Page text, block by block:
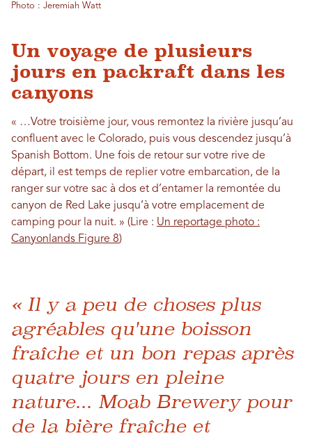
Photo : Jeremiah Watt
Un voyage de plusieurs
jours en packraft dans les
canyons
« …Votre troisième jour, vous remontez la rivière jusqu’au
confluent avec le Colorado, puis vous descendez jusqu’à
Spanish Bottom. Une fois de retour sur votre rive de
départ, il est temps de replier votre embarcation, de la
ranger sur votre sac à dos et d’entamer la remontée du
canyon de Red Lake jusqu’à votre emplacement de
camping pour la nuit. » (Lire : Un reportage photo :
Canyonlands Figure 8)
« Il y a peu de choses plus
agréables qu'une boisson
fraîche et un bon repas après
quatre jours en pleine
nature... Moab Brewery pour
de la bière fraîche et